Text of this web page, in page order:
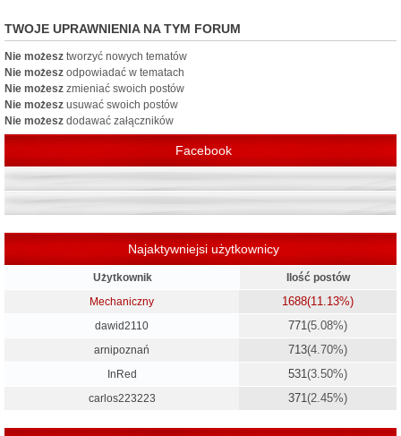
TWOJE UPRAWNIENIA NA TYM FORUM
Nie możesz tworzyć nowych tematów
Nie możesz odpowiadać w tematach
Nie możesz zmieniać swoich postów
Nie możesz usuwać swoich postów
Nie możesz dodawać załączników
Facebook
Najaktywniejsi użytkownicy
Użytkownik
Ilość postów
Mechaniczny
1688(11.13%)
dawid2110 771(5.08%)
arnipoznań 713(4.70%)
InRed 531(3.50%)
carlos223223 371(2.45%)